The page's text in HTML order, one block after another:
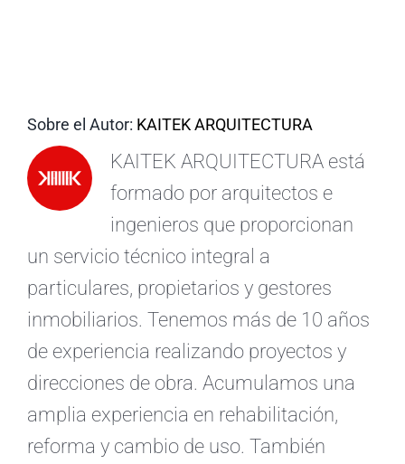
Sobre el Autor: KAITEK ARQUITECTURA
KAITEK ARQUITECTURA está
formado por arquitectos e
ingenieros que proporcionan
un servicio técnico integral a
particulares, propietarios y gestores
inmobiliarios. Tenemos más de 10 años
de experiencia realizando proyectos y
direcciones de obra. Acumulamos una
amplia experiencia en rehabilitación,
reforma y cambio de uso. También